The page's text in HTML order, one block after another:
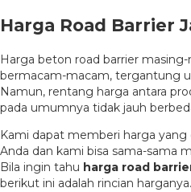
Harga Road Barrier
Harga beton road barrier
bermacam-macam, tergantung
Namun, rentang harga antara
pada umumnya tidak jauh
Kami dapat memberi harga
Anda dan kami bisa sama-sama
Bila ingin tahu harga road
berikut ini adalah rincian harganya.